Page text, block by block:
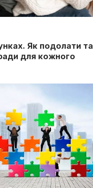
Як подолати та
для кожного